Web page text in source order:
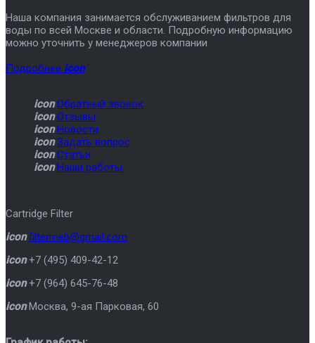
Наша компания занимается обслуживанием фильтров для
воды по всей Москве и области. Подробную информацию
можно уточнить у менеджеров компании
Подробнее icon
icon Обратный звонок
icon Отзывы
icon Новости
icon Задать вопрос
icon Статьи
icon Наши работы
Cartridge Filter
icon filtermeb@gmail.com
icon +7 (495) 409-42-12
icon +7 (964) 645-76-48
icon Москва, 9-ая Парковая, 60